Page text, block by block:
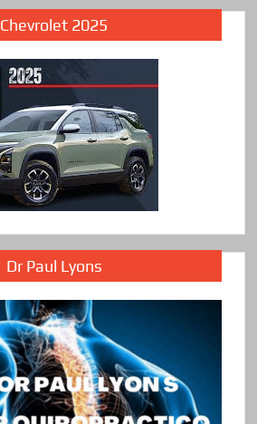
Chevrolet 2025
Dr Paul Lyons